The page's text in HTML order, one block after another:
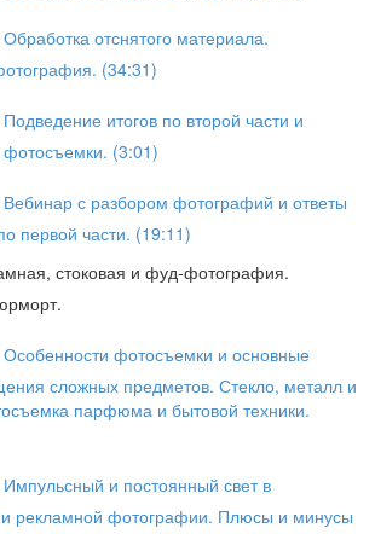
отснятого материала.
(34:31)
итогов по второй части и
(3:01)
с разбором фотографий и ответы
первой части. (19:11)
стоковая и фуд-фотография.
Особенности фотосъемки и основные
сложных предметов. Стекло, металл и
парфюма и бытовой техники.
и постоянный свет в
рекламной фотографии. Плюсы и минусы